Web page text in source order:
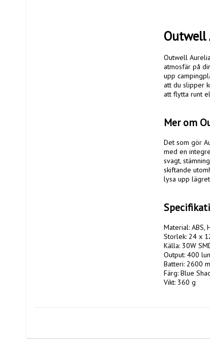
Outwell
Outwell
atmosfär på
upp
att du slipper
att flytta runt
Mer om
Det som gör
med en
svagt,
skiftande
lysa upp
Material: ABS,
Storlek: 24 x
Källa: 30W
Output: 400
Batteri: 2600
Färg: Blue